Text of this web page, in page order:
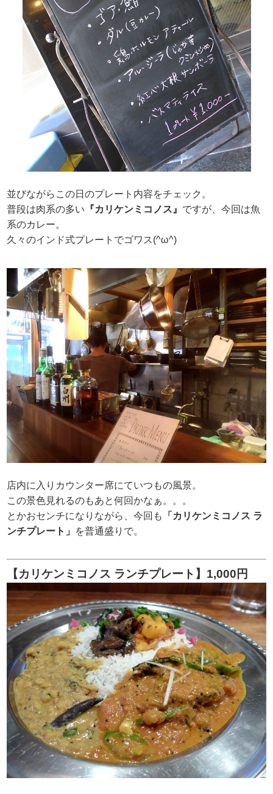
並びながらこの日のプレート内容をチェック。
普段は肉系の多い 『カリケンミコノス』 ですが、今回は魚
系のカレー。
久々のインド式プレートでゴワス(^ω^)
店内に入りカウンター席にていつもの風景。
この景色見れるのもあと何回かなぁ。。。
とかおセンチになりながら、今回も
「カリケンミコノス ラ
ンチプレート」
を普通盛りで。
【カリケンミコノス ランチプレート】1,000円